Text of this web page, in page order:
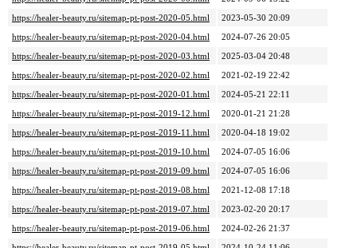
https://healer-beauty.ru/sitemap-pt-post-2020-05.html
2023-05-30 20:09
https://healer-beauty.ru/sitemap-pt-post-2020-04.html
2024-07-26 20:05
https://healer-beauty.ru/sitemap-pt-post-2020-03.html
2025-03-04 20:48
https://healer-beauty.ru/sitemap-pt-post-2020-02.html
2021-02-19 22:42
https://healer-beauty.ru/sitemap-pt-post-2020-01.html
2024-05-21 22:11
https://healer-beauty.ru/sitemap-pt-post-2019-12.html
2020-01-21 21:28
https://healer-beauty.ru/sitemap-pt-post-2019-11.html
2020-04-18 19:02
https://healer-beauty.ru/sitemap-pt-post-2019-10.html
2024-07-05 16:06
https://healer-beauty.ru/sitemap-pt-post-2019-09.html
2024-07-05 16:06
https://healer-beauty.ru/sitemap-pt-post-2019-08.html
2021-12-08 17:18
https://healer-beauty.ru/sitemap-pt-post-2019-07.html
2023-02-20 20:17
https://healer-beauty.ru/sitemap-pt-post-2019-06.html
2024-02-26 21:37